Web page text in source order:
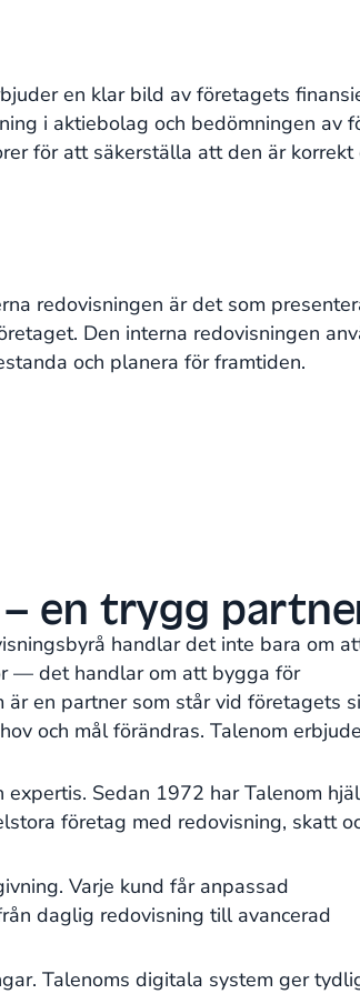
en klar bild av företagets
i aktiebolag och bedömningen av
för att säkerställa att den är korrekt
redovisningen är det som
Den interna redovisningen
och planera för framtiden.
– en trygg
handlar det inte bara om
— det handlar om att bygga för
är en partner som står vid företagets
och mål förändras. Talenom
expertis. Sedan 1972 har Talenom
företag med redovisning, skatt
Varje kund får anpassad
daglig redovisning till avancerad
Talenoms digitala system ger